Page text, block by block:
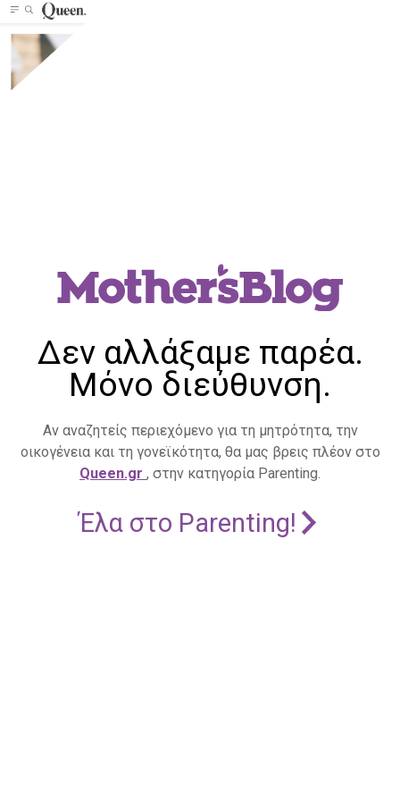
Δεν αλλάξαμε παρέα.
Μόνο διεύθυνση.
Αν αναζητείς περιεχόμενο για τη μητρότητα, την
οικογένεια και τη γονεϊκότητα, θα μας βρεις πλέον στο
Queen.gr , στην κατηγορία Parenting.
Έλα στο Parenting!